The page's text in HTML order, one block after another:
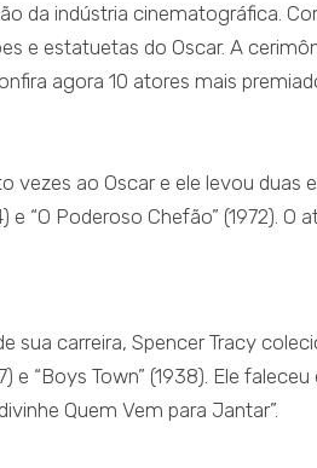
da indústria cinematográfica.
e estatuetas do Oscar. A
agora 10 atores mais
vezes ao Oscar e ele levou duas
e “O Poderoso Chefão” (1972).
sua carreira, Spencer Tracy
e “Boys Town” (1938). Ele
Quem Vem para Jantar”.